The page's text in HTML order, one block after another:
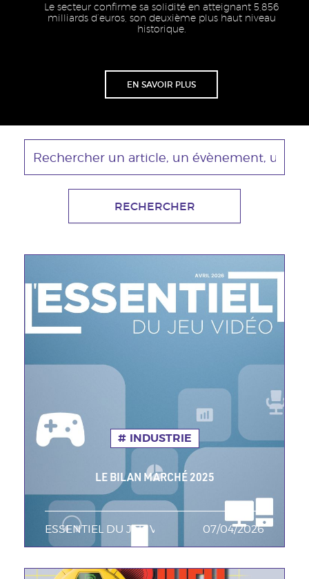
Le secteur confirme sa solidité en atteignant 5,856
milliards d’euros, son deuxième plus haut niveau
historique.
Lien
EN SAVOIR PLUS
INDUSTRIE
LE BILAN MARCHÉ 2025
TAGS MINEURES
ESSENTIEL DU JEU VIDEO Date
07/04/2026